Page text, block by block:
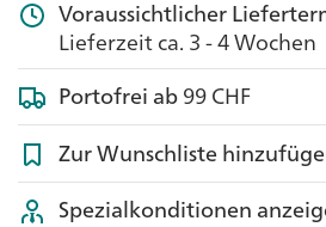
Voraussichtlicher
Lieferzeit ca. 3 - 4 Wochen
Portofrei ab99 CHF
Zur Wunschliste
Spezialkonditionen